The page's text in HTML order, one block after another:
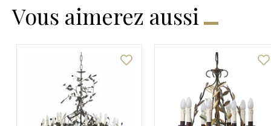
Vous aimerez aussi